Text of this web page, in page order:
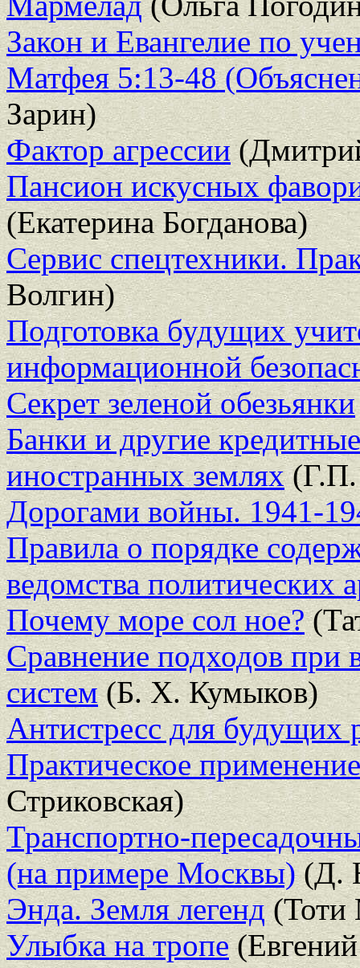
Закон и Евангелие по
Матфея 5:13-48
Зарин)
Фактор агрессии
Пансион искусных
(Екатерина Богданова)
Сервис спецтехники.
Волгин)
Подготовка будущих
информационной
Секрет зеленой обезьянки
Банки и другие
иностранных землях(Г.П.
Дорогами войны. 1941-
Правила о порядке
ведомства политических
Почему море сол ное?
Сравнение подходов при
систем(Б. Х. Кумыков)
Антистресс для будущих
Практическое
Стриковская)
Транспортно-
(на примере Москвы)(Д.
Энда. Земля легенд(Тоти
Улыбка на тропе